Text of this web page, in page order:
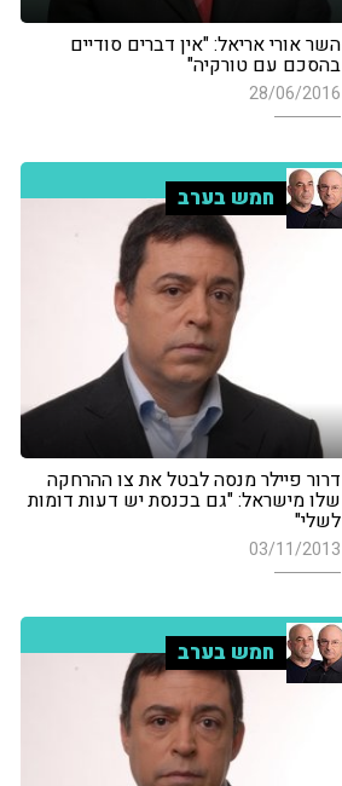
השר אורי אריאל: "אין דברים סודיים
בהסכם עם טורקיה"
28/06/2016
חמש בערב
דרור פיילר מנסה לבטל את צו ההרחקה
שלו מישראל: "גם בכנסת יש דעות דומות
לשלי"
03/11/2013
חמש בערב